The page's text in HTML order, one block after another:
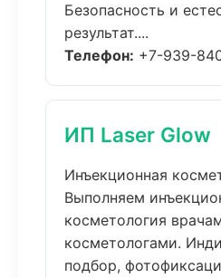
Безопасность и
результат....
Телефон: +7-939-
ИП Laser Glow
Инъекционная
Выполняем
косметология
косметологами.
подбор,